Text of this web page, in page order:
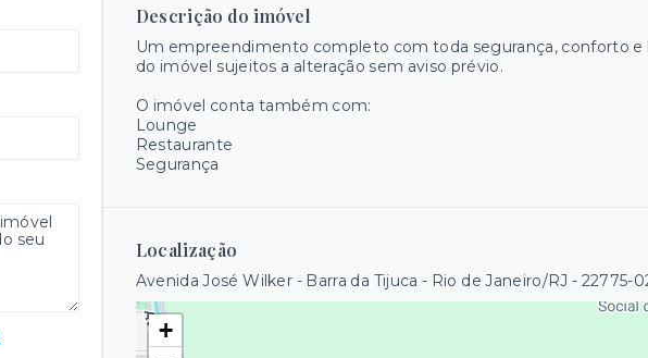
Descrição do imóvel
Um empreendimento completo com toda segurança, conforto
do imóvel sujeitos a alteração sem aviso prévio.
O imóvel conta também com:
Lounge
Restaurante
Segurança
Localização
Avenida José Wilker - Barra da Tijuca - Rio de Janeiro/RJ - 22775-
+